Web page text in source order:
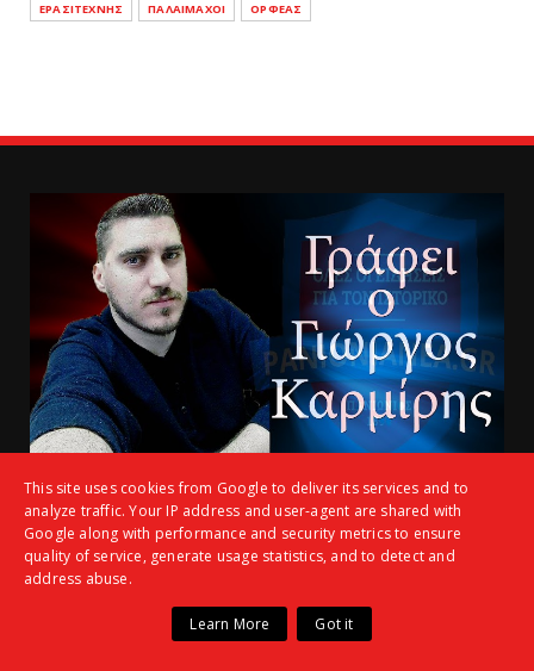
ΕΡΑΣΙΤΕΧΝΗΣ
ΠΑΛΑΙΜΑΧΟΙ ΟΡΦΕΑΣ
This site uses cookies from Google to deliver its services and to
analyze traffic. Your IP address and user-agent are shared with
Google along with performance and security metrics to ensure
quality of service, generate usage statistics, and to detect and
address abuse.
Learn More Got it